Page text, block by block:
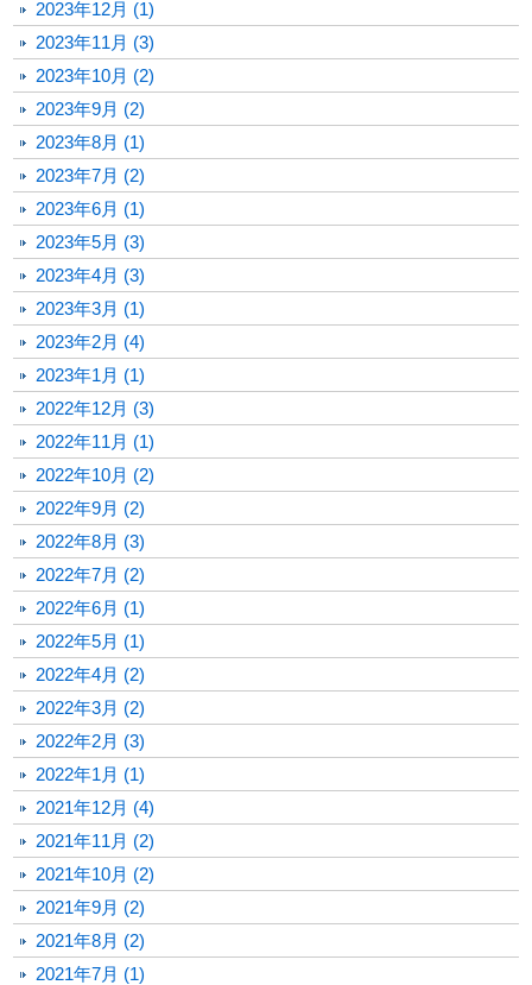
2023年12月 (1)
2023年11月 (3)
2023年10月 (2)
2023年9月 (2)
2023年8月 (1)
2023年7月 (2)
2023年6月 (1)
2023年5月 (3)
2023年4月 (3)
2023年3月 (1)
2023年2月 (4)
2023年1月 (1)
2022年12月 (3)
2022年11月 (1)
2022年10月 (2)
2022年9月 (2)
2022年8月 (3)
2022年7月 (2)
2022年6月 (1)
2022年5月 (1)
2022年4月 (2)
2022年3月 (2)
2022年2月 (3)
2022年1月 (1)
2021年12月 (4)
2021年11月 (2)
2021年10月 (2)
2021年9月 (2)
2021年8月 (2)
2021年7月 (1)